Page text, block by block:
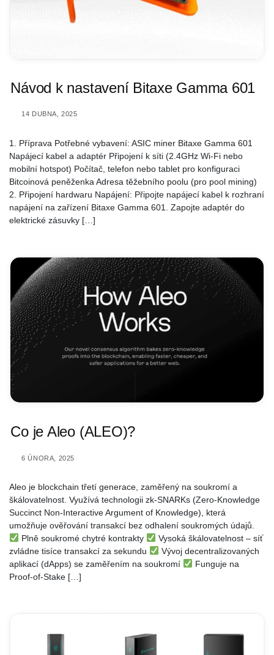
Návod k nastavení Bitaxe Gamma 601
14 DUBNA, 2025
1. Příprava Potřebné vybavení: ASIC miner Bitaxe Gamma 601
Napájecí kabel a adaptér Připojení k síti (2.4GHz Wi-Fi nebo
mobilní hotspot) Počítač, telefon nebo tablet pro konfiguraci
Bitcoinová peněženka Adresa těžebního poolu (pro pool mining)
2. Připojení hardwaru Napájení: Připojte napájecí kabel k rozhraní
napájení na zařízení Bitaxe Gamma 601. Zapojte adaptér do
elektrické zásuvky […]
Co je Aleo (ALEO)?
6 ÚNORA, 2025
Aleo je blockchain třetí generace, zaměřený na soukromí a
škálovatelnost. Využívá technologii zk-SNARKs (Zero-Knowledge
Succinct Non-Interactive Argument of Knowledge), která
umožňuje ověřování transakcí bez odhalení soukromých údajů.
Plně soukromé chytré kontrakty
Vysoká škálovatelnost – síť
zvládne tisíce transakcí za sekundu
Vývoj decentralizovaných
aplikací (dApps) se zaměřením na soukromí
Funguje na
Proof-of-Stake […]